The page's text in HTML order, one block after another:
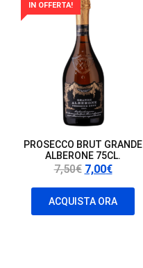
IN OFFERTA!
PROSECCO BRUT GRANDE
ALBERONE 75CL.
7,50€ Il
prezzo
originale
era:
7,00€Il
prezzo
attuale
è:
ACQUISTA ORA